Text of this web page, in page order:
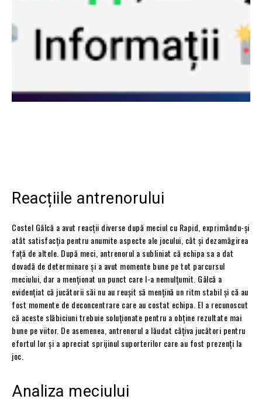
Reacțiile antrenorului
Costel Gâlcă a avut reacții diverse după meciul cu Rapid, exprimându-și
atât satisfacția pentru anumite aspecte ale jocului, cât și dezamăgirea
față de altele. După meci, antrenorul a subliniat că echipa sa a dat
dovadă de determinare și a avut momente bune pe tot parcursul
meciului, dar a menționat un punct care l-a nemulțumit. Gâlcă a
evidențiat că jucătorii săi nu au reușit să mențină un ritm stabil și că au
fost momente de deconcentrare care au costat echipa. El a recunoscut
că aceste slăbiciuni trebuie soluționate pentru a obține rezultate mai
bune pe viitor. De asemenea, antrenorul a lăudat câțiva jucători pentru
efortul lor și a apreciat sprijinul suporterilor care au fost prezenți la
joc.
Analiza meciului